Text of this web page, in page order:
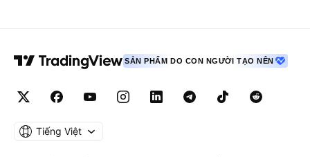
SẢN PHẨM DO CON NGƯỜI TẠO NÊN
Tiếng Việt